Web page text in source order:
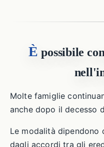
È possibile
Molte famiglie
anche dopo il decesso
Le modalità dipendono
dagli accordi tra gli